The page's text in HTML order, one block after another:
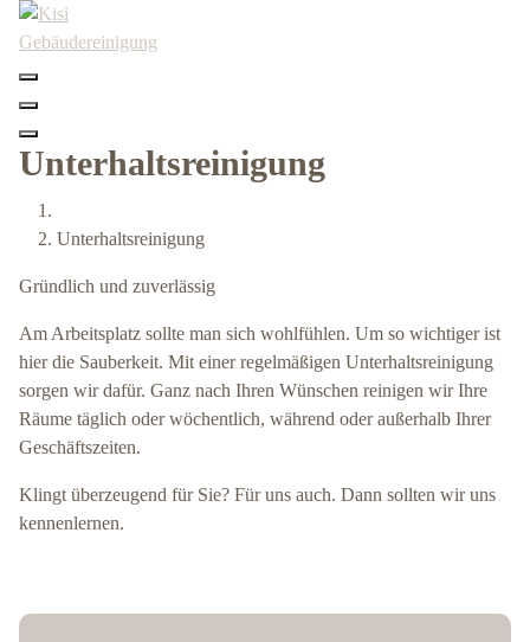
Skip
content
Unterhaltsreinigung
Unterhaltsreinigung
Gründlich und zuverlässig
Am Arbeitsplatz sollte man sich wohlfühlen. Um so wichtiger ist
hier die Sauberkeit. Mit einer regelmäßigen Unterhaltsreinigung
sorgen wir dafür. Ganz nach Ihren Wünschen reinigen wir Ihre
Räume täglich oder wöchentlich, während oder außerhalb Ihrer
Geschäftszeiten.
Klingt überzeugend für Sie? Für uns auch. Dann sollten wir uns
kennenlernen.